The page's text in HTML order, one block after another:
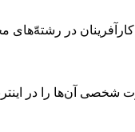
کارآفرینان در
شخصی آن‌ها را در